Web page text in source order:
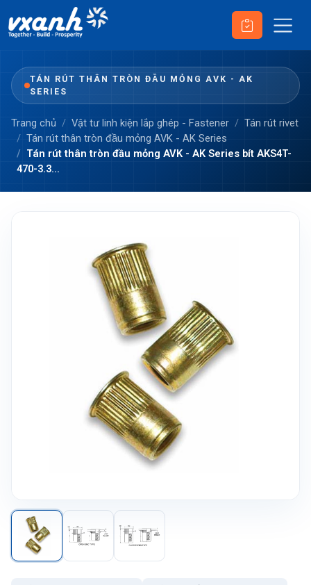
TÁN RÚT THÂN TRÒN ĐẦU MỎNG AVK - AK
SERIES
Trang chủ Vật tư linh kiện lắp ghép - Fastener
Tán rút rivet
Tán rút thân tròn đầu mỏng AVK - AK Series
Tán rút thân tròn đầu mỏng AVK - AK Series bít AKS4T-
470-3.3...